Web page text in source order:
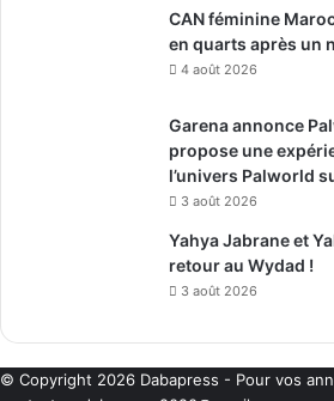
CAN féminine
en quarts après un
4 août 2026
Garena annonce
propose une
l’univers Palworld
3 août 2026
Yahya Jabrane et
retour au Wydad !
3 août 2026
© Copyright 2026 Dabapress - Pour vos